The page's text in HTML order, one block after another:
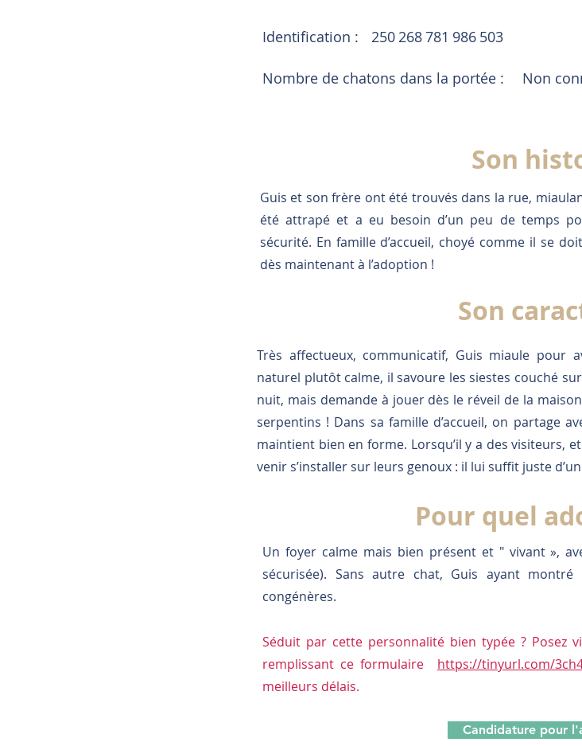
Identification : 250 268 781 986 503
Nombre de chatons dans la portée : Non
Son
Guis et son frère ont été trouvés dans la rue,
été attrapé et a eu besoin d’un peu de temps
sécurité. En famille d’accueil, choyé comme il se
dès maintenant à l’adoption !
Son
Très affectueux, communicatif, Guis miaule pour
naturel plutôt calme, il savoure les siestes couché
nuit, mais demande à jouer dès le réveil de la
serpentins ! Dans sa famille d’accueil, on partage
maintient bien en forme. Lorsqu’il y a des visiteurs,
venir s’installer sur leurs genoux : il lui suffit juste
Pour quel
Un foyer calme mais bien présent et " vivant »,
sécurisée). Sans autre chat, Guis ayant montré
congénères.
Séduit par cette personnalité bien typée ? Posez
remplissant ce formulaire https://tinyurl.com/
meilleurs délais.
Candidature pour